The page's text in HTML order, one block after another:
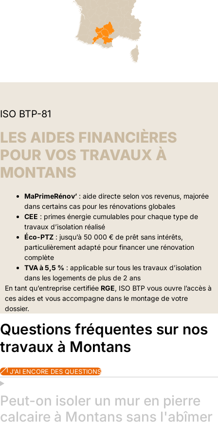
ISO BTP-81
LES AIDES FINANCIÈRES
POUR VOS TRAVAUX À
MONTANS
MaPrimeRénov’ : aide directe selon vos revenus, majorée
dans certains cas pour les rénovations globales
CEE : primes énergie cumulables pour chaque type de
travaux d’isolation réalisé
Éco-PTZ : jusqu’à 50 000 € de prêt sans intérêts,
particulièrement adapté pour financer une rénovation
complète
TVA à 5,5 % : applicable sur tous les travaux d’isolation
dans les logements de plus de 2 ans
En tant qu’entreprise certifiée RGE, ISO BTP vous ouvre l’accès à
ces aides et vous accompagne dans le montage de votre
dossier.
Questions fréquentes sur nos
travaux à Montans
J'AI ENCORE DES QUESTIONS
Peut-on isoler un mur en pierre
calcaire à Montans sans l'abîmer